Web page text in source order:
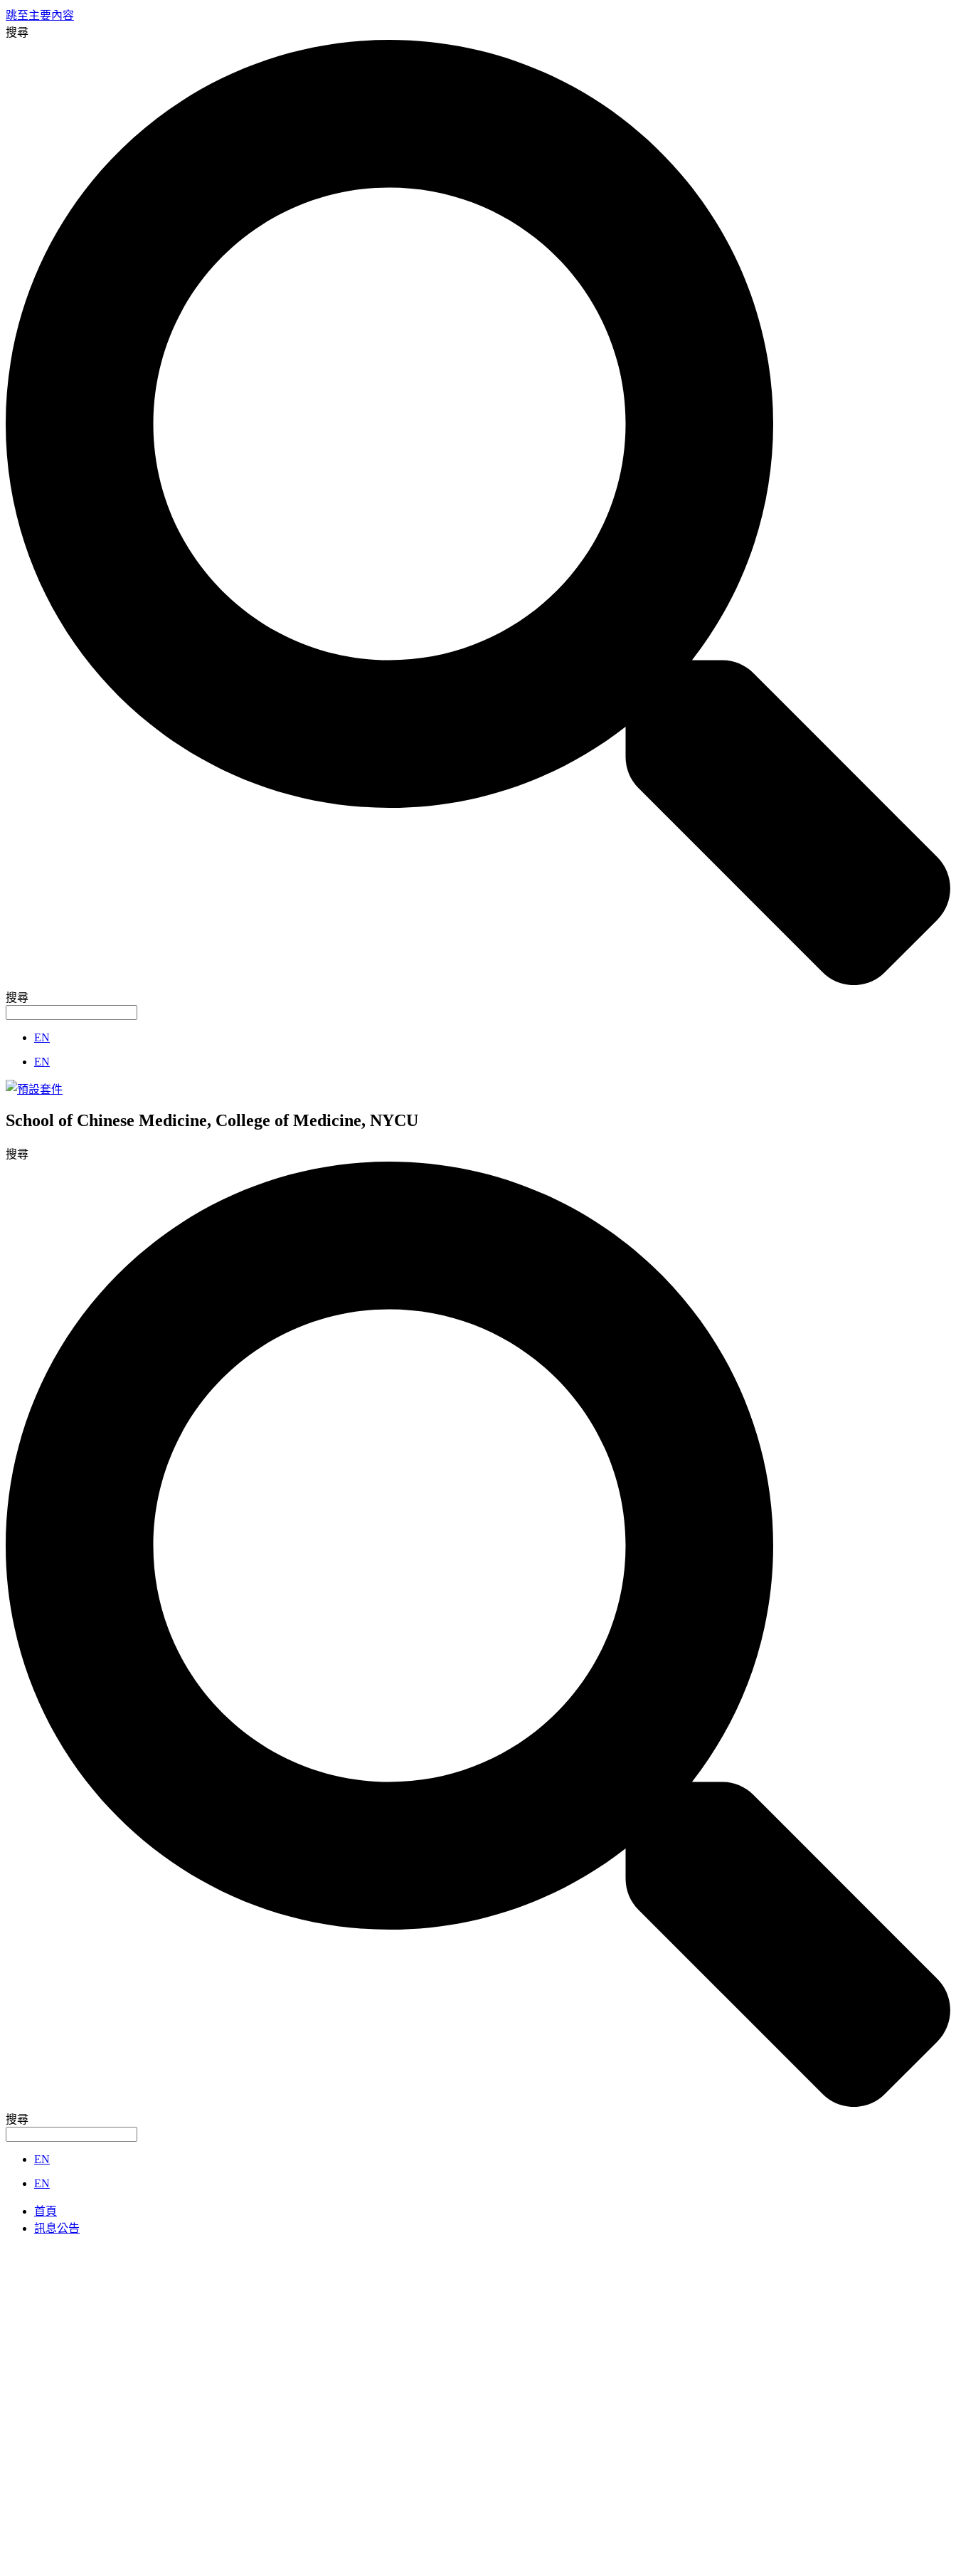
跳至主要內容
搜尋
搜尋
EN
EN
School of Chinese Medicine, College of Medicine, NYCU
搜尋
搜尋
EN
EN
首頁
訊息公告